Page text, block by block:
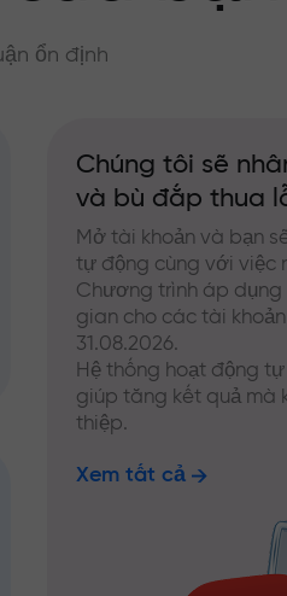
ổn định
Chúng tôi sẽ
và bù đắp thua
Mở tài khoản và bạn
tự động cùng với việc
Chương trình áp dụng
gian cho các tài
31.08.2026.
Hệ thống hoạt động
giúp tăng kết quả mà
thiệp.
Xem tất cả